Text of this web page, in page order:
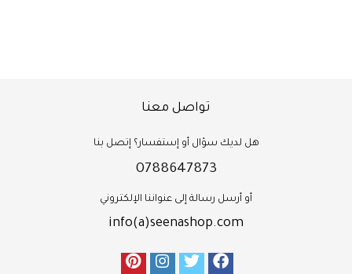
تواصل معنا
هل لديك سؤال أو إستفسار؟ إتصل بنا
0788647873
أو أرسل رسالة إلى عنواننا الإلكتروني
info(a)seenashop.com